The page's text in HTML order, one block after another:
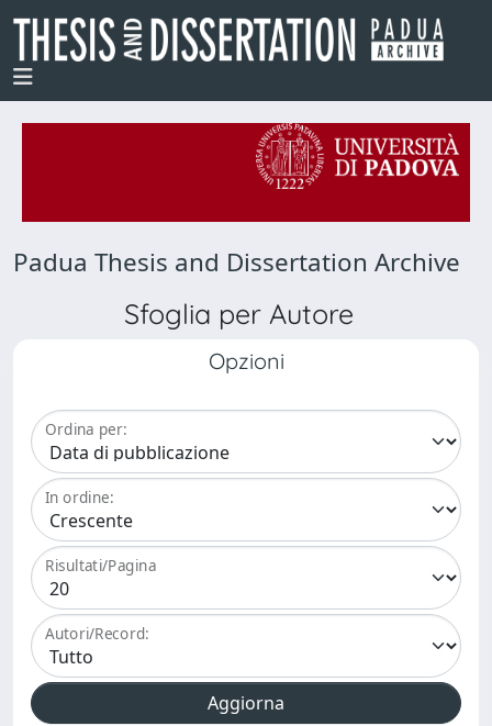
Padua Thesis and Dissertation Archive
Sfoglia per Autore
Opzioni
Ordina per:
In ordine:
Risultati/Pagina
Autori/Record: